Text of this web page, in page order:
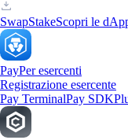
SwapStakeScopri le
PayPer esercenti
Registrazione esercente
Pay TerminalPay SDK